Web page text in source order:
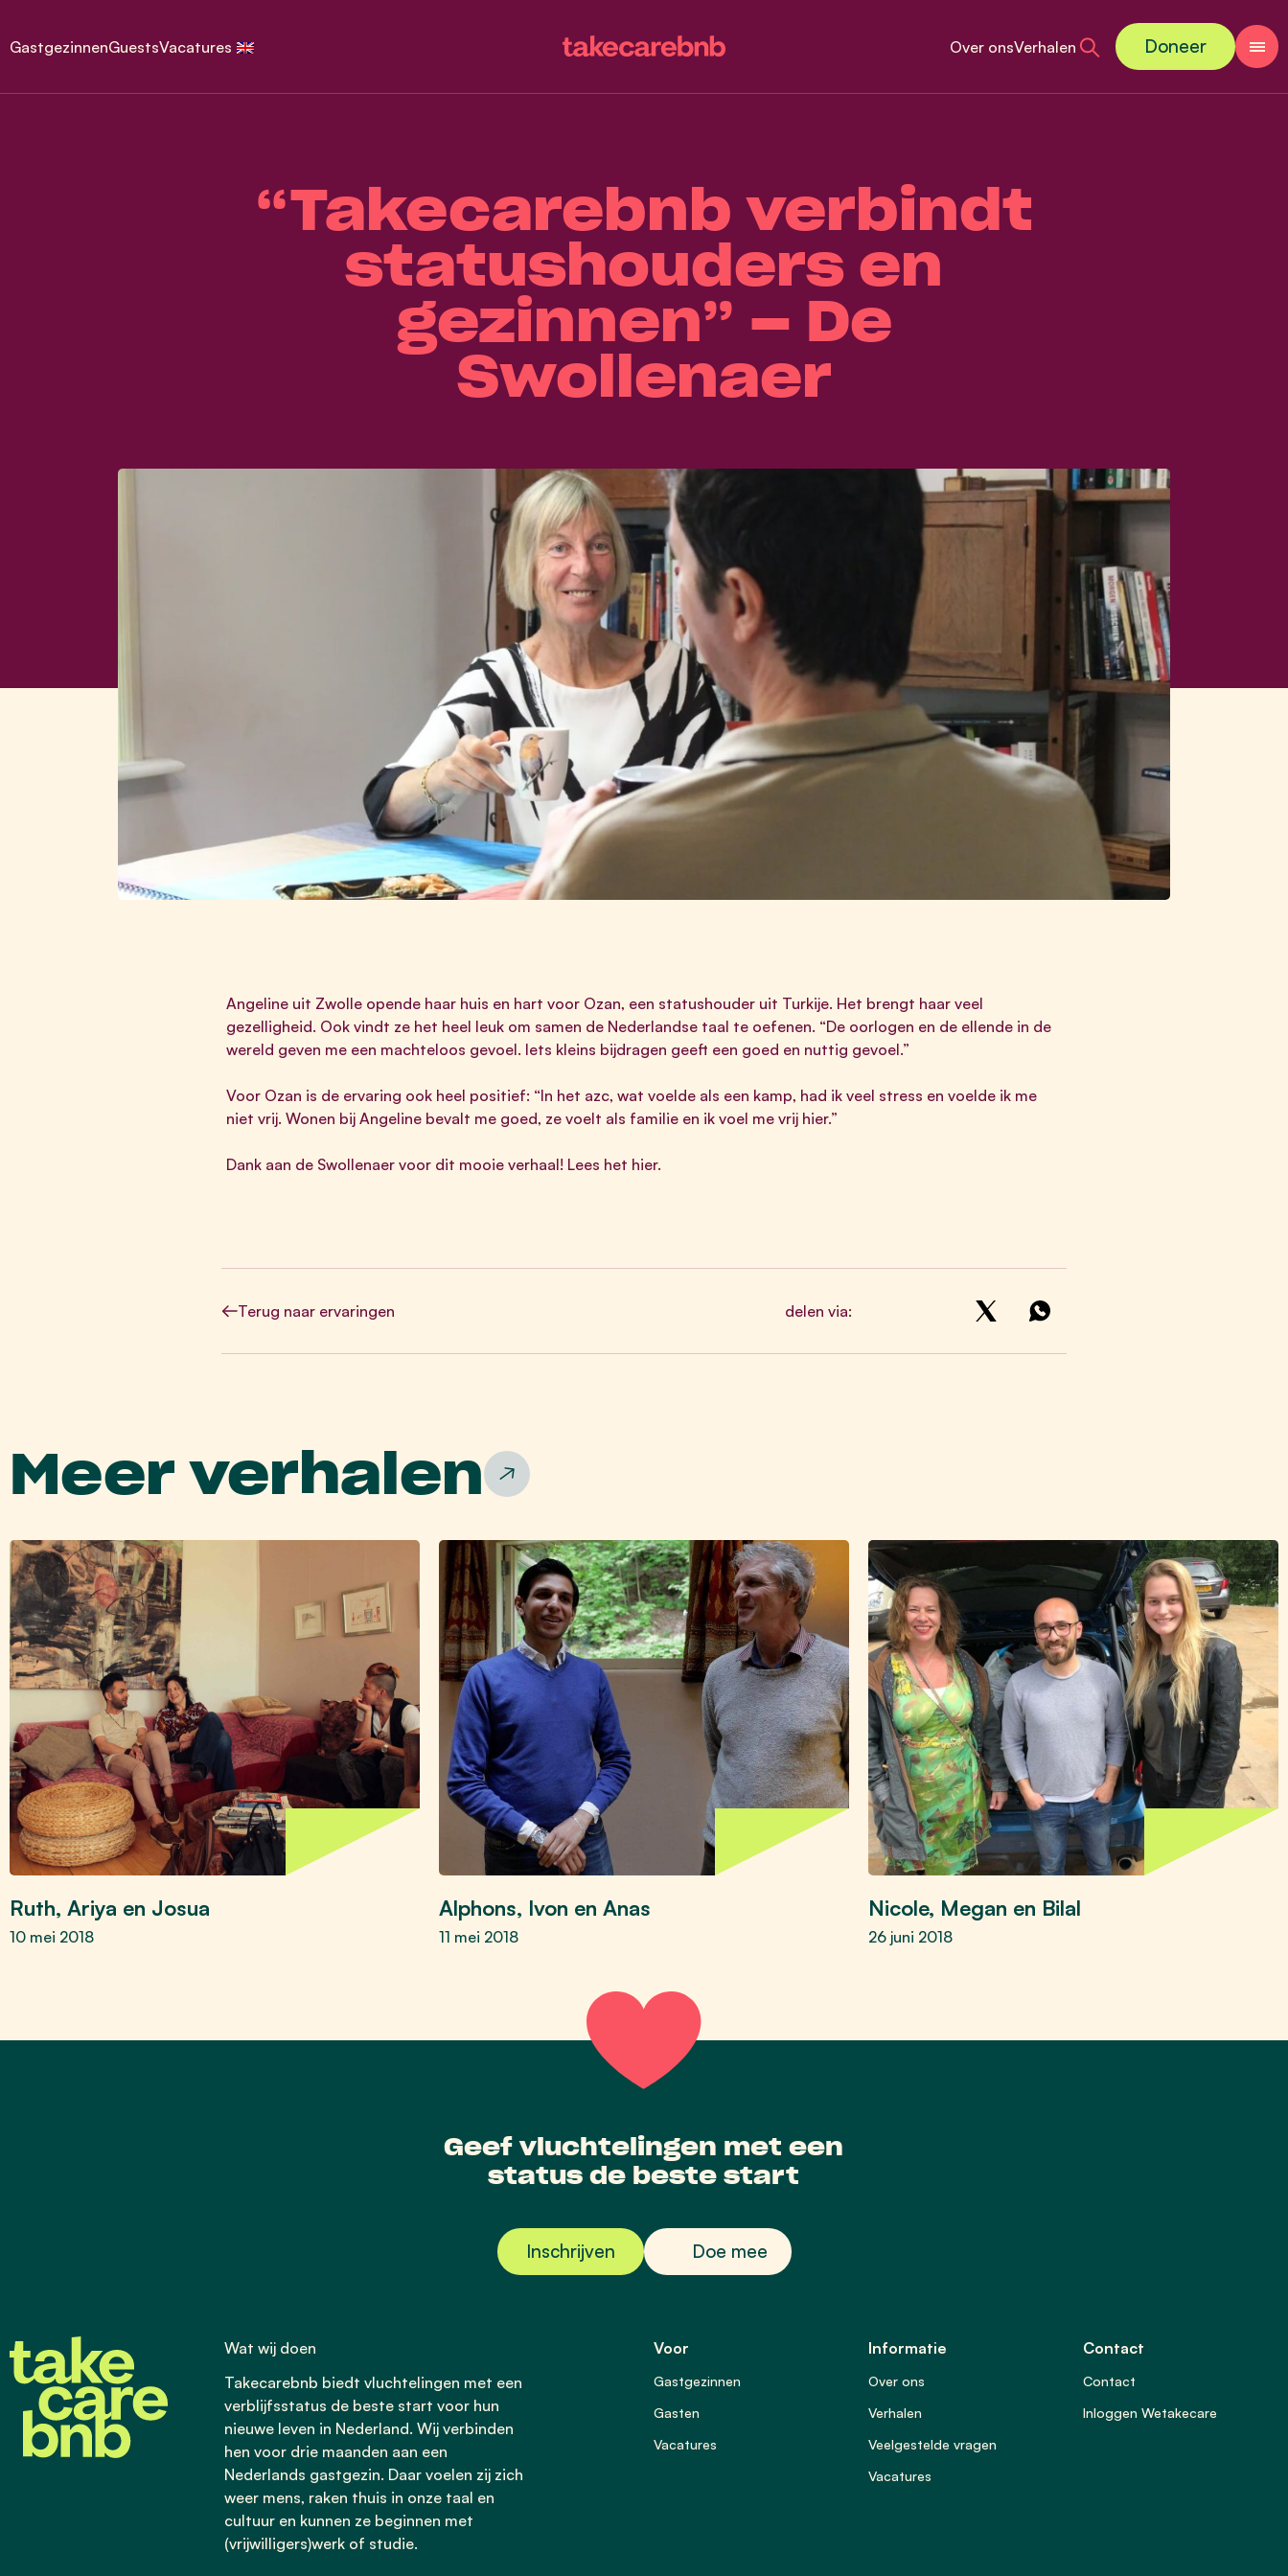
GastgezinnenGuestsVacatures Over onsVerhalen Doneer
“Takecarebnb verbindt
statushouders en
gezinnen” – De
Swollenaer
Angeline uit Zwolle opende haar huis en hart voor Ozan, een statushouder uit Turkije. Het brengt haar veel
gezelligheid. Ook vindt ze het heel leuk om samen de Nederlandse taal te oefenen. “De oorlogen en de ellende in de
wereld geven me een machteloos gevoel. Iets kleins bijdragen geeft een goed en nuttig gevoel.”
Voor Ozan is de ervaring ook heel positief: “In het azc, wat voelde als een kamp, had ik veel stress en voelde ik me
niet vrij. Wonen bij Angeline bevalt me goed, ze voelt als familie en ik voel me vrij hier.”
Dank aan de Swollenaer voor dit mooie verhaal! Lees het hier.
Terug naar ervaringen delen via:
Meer verhalen
Ruth, Ariya en Josua
10 mei 2018
Alphons, Ivon en Anas
11 mei 2018
Nicole, Megan en Bilal
26 juni 2018
Geef vluchtelingen met een
status de beste start
Inschrijven Doe mee
Wat wij doen
Takecarebnb biedt vluchtelingen met een
verblijfsstatus de beste start voor hun
nieuwe leven in Nederland. Wij verbinden
hen voor drie maanden aan een
Nederlands gastgezin. Daar voelen zij zich
weer mens, raken thuis in onze taal en
cultuur en kunnen ze beginnen met
(vrijwilligers)werk of studie.
Voor
Gastgezinnen
Gasten
Vacatures
Informatie
Over ons
Verhalen
Veelgestelde vragen
Vacatures
Contact
Contact
Inloggen Wetakecare